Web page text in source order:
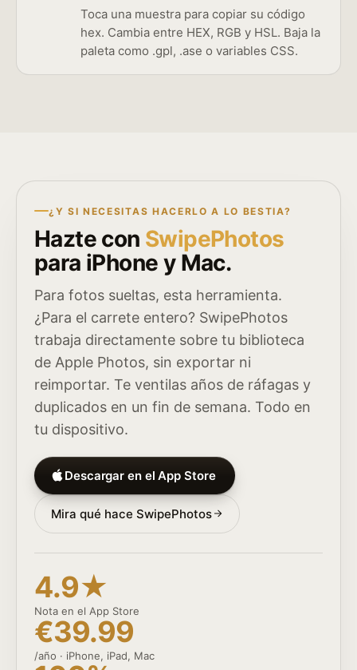
Toca una muestra para copiar su código
hex. Cambia entre HEX, RGB y HSL. Baja la
paleta como .gpl, .ase o variables CSS.
¿Y SI NECESITAS HACERLO A LO BESTIA?
Hazte con SwipePhotos
para iPhone y Mac.
Para fotos sueltas, esta herramienta.
¿Para el carrete entero? SwipePhotos
trabaja directamente sobre tu biblioteca
de Apple Photos, sin exportar ni
reimportar. Te ventilas años de ráfagas y
duplicados en un fin de semana. Todo en
tu dispositivo.
Descargar en el App Store
Mira qué hace SwipePhotos
4.9★
Nota en el App Store
€39.99
/año · iPhone, iPad, Mac